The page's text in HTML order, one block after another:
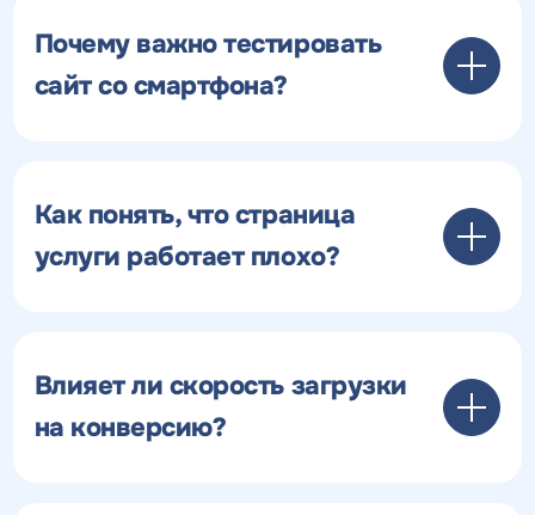
Почему важно тестировать
сайт со смартфона?
Как понять, что страница
услуги работает плохо?
Влияет ли скорость загрузки
на конверсию?